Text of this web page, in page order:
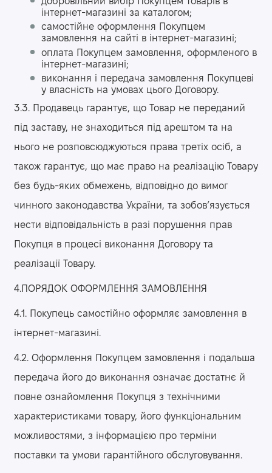
інтернет-магазині за каталогом;
самостійне оформлення Покупцем
замовлення на сайті в інтернет-магазині;
оплата Покупцем замовлення, оформленого в
інтернет-магазині;
виконання і передача замовлення Покупцеві
у власність на умовах цього Договору.
3.3. Продавець гарантує, що Товар не переданий
під заставу, не знаходиться під арештом та на
нього не розповсюджуються права третіх осіб, а
також гарантує, що має право на реалізацію Товару
без будь-яких обмежень, відповідно до вимог
чинного законодавства України, та зобов’язується
нести відповідальність в разі порушення прав
Покупця в процесі виконання Договору та
реалізації Товару.
4.ПОРЯДОК ОФОРМЛЕННЯ ЗАМОВЛЕННЯ
4.1. Покупець самостійно оформляє замовлення в
інтернет-магазині.
4.2. Оформлення Покупцем замовлення і подальша
передача його до виконання означає достатнє й
повне ознайомлення Покупця з технічними
характеристиками товару, його функціональним
можливостями, з інформацією про терміни
поставки та умови гарантійного обслуговування.